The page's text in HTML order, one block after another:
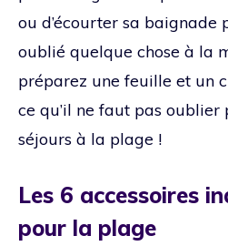
ou d’écourter sa baignade
oublié quelque chose à la
préparez une feuille et un
ce qu’il ne faut pas oublier
séjours à la plage !
Les 6 accessoires
pour la plage